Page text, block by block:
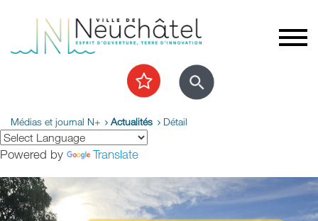
Médias et journal N+ Actualités Détail
Powered by Translate